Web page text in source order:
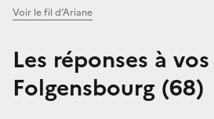
Voir le fil d’Ariane
Les réponses à
Folgensbourg (68)